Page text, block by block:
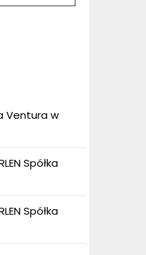
Ventura w
Spółka
Spółka